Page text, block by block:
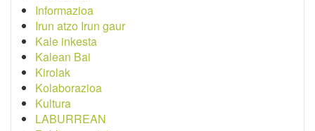
Informazioa
Irun atzo Irun gaur
Kale inkesta
Kalean Bai
Kirolak
Kolaborazioa
Kultura
LABURREAN